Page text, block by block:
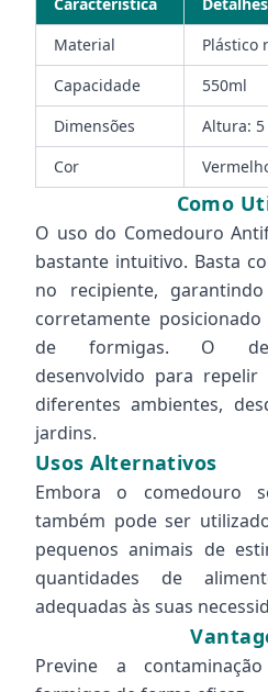
Material
Plástico
Capacidade
550ml
Dimensões
Altura: 5
Cor
Como
O uso do Comedouro
bastante intuitivo. Basta
no recipiente,
corretamente
de formigas. O
desenvolvido para
diferentes ambientes,
jardins.
Usos Alternativos
Embora o comedouro
também pode ser
pequenos animais de
quantidades de
adequadas às suas
Previne a